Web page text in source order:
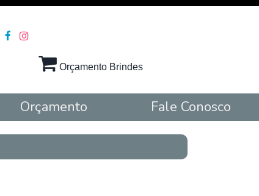
Orçamento Brindes
Orçamento Fale Conosco